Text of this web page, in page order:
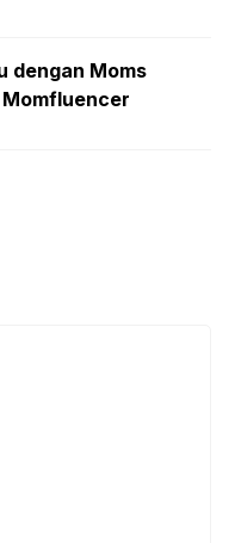
dengan Moms